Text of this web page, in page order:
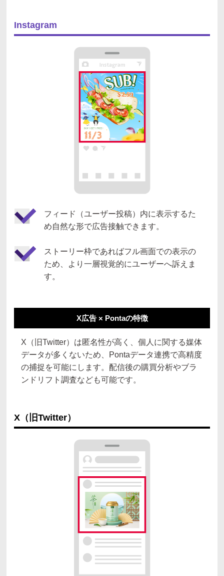
Instagram
フィード（ユーザー投稿）内に表示するた
め自然な形で広告接触できます。
ストーリー枠であればフル画面での表示の
ため、より一層視覚的にユーザーへ訴えま
す。
X広告 × Pontaの特徴
X（旧Twitter）は匿名性が高く、個人に関する媒体
データが多くないため、Pontaデータ連携で高精度
の捕捉を可能にします。配信後の購買分析やブラ
ンドリフト調査なども可能です。
X（旧Twitter）